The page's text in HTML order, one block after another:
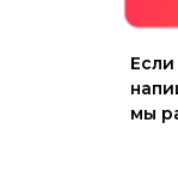
мы